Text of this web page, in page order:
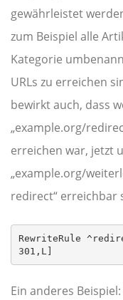
gewährleistet
zum Beispiel alle
Kategorie
URLs zu erreichen
bewirkt auch, dass
„example.org/
erreichen war, jetzt
„example.org/
redirect“ erreichbar
RewriteRule
301,L]
Ein anderes